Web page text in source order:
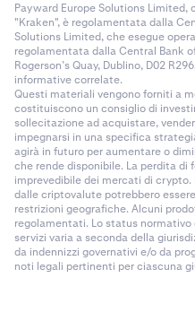
Payward Europe Solutions
"Kraken", è regolamentata dalla
Solutions Limited, che esegue
regolamentata dalla Central Bank
Rogerson’s Quay, Dublino, D02
informative correlate.
Questi materiali vengono forniti a
costituiscono un consiglio di
sollecitazione ad acquistare,
impegnarsi in una specifica
agirà in futuro per aumentare o
che rende disponibile. La perdita
imprevedibile dei mercati di
dalle criptovalute potrebbero
restrizioni geografiche. Alcuni
regolamentati. Lo status
servizi varia a seconda della
da indennizzi governativi e/o da
noti legali pertinenti per ciascuna